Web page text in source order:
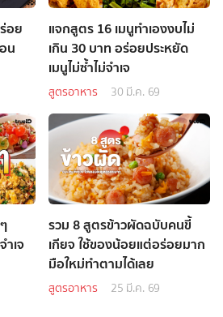
อย
น
แจกสูตร 16 เมนูทำเองงบไม่
เกิน 30 บาท อร่อยประหยัด
เมนูไม่ซ้ำไม่จำเจ
สูตรอาหาร 30 มี.ค. 69
เจ
รวม 8 สูตรข้าวผัดฉบับคนขี้
เกียจ ใช้ของน้อยแต่อร่อยมาก
มือใหม่ทำตามได้เลย
สูตรอาหาร 25 มี.ค. 69